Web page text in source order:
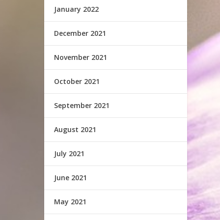
January 2022
December 2021
November 2021
October 2021
September 2021
August 2021
July 2021
June 2021
May 2021